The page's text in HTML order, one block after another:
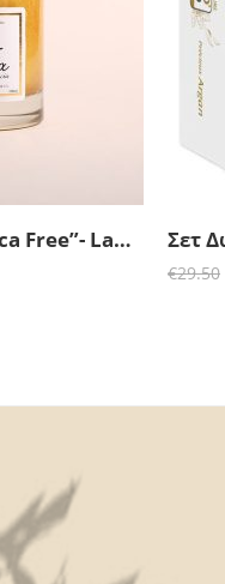
45
Γαζία Body Oil “Silica Free”- Laouta
€29.50